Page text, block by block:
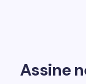
Assine